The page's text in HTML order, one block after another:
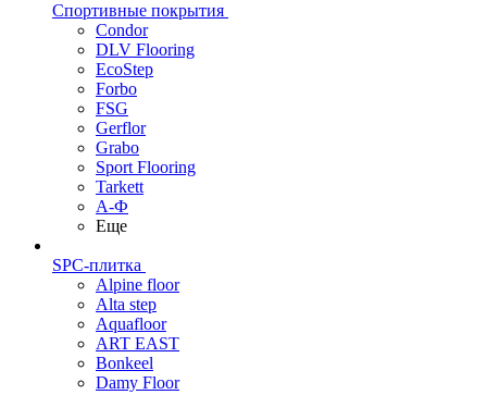
Спортивные покрытия
Condor
DLV Flooring
EcoStep
Forbo
FSG
Gerflor
Grabo
Sport Flooring
Tarkett
А-Ф
Еще
SPC-плитка
Alpine floor
Alta step
Aquafloor
ART EAST
Bonkeel
Damy Floor